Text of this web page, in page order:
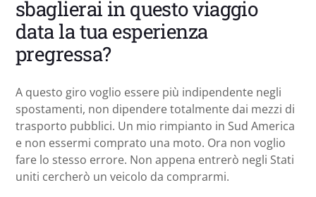
sbaglierai in questo viaggio
data la tua esperienza
pregressa?
A questo giro voglio essere più indipendente negli
spostamenti, non dipendere totalmente dai mezzi di
trasporto pubblici. Un mio rimpianto in Sud America
e non essermi comprato una moto. Ora non voglio
fare lo stesso errore. Non appena entrerò negli Stati
uniti cercherò un veicolo da comprarmi.